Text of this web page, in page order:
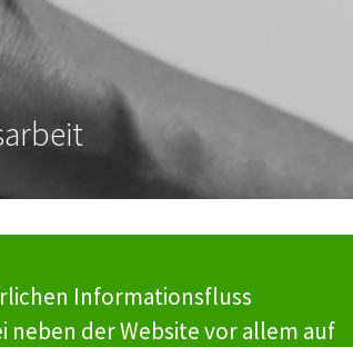
Informationsfluss
der Website vor allem auf